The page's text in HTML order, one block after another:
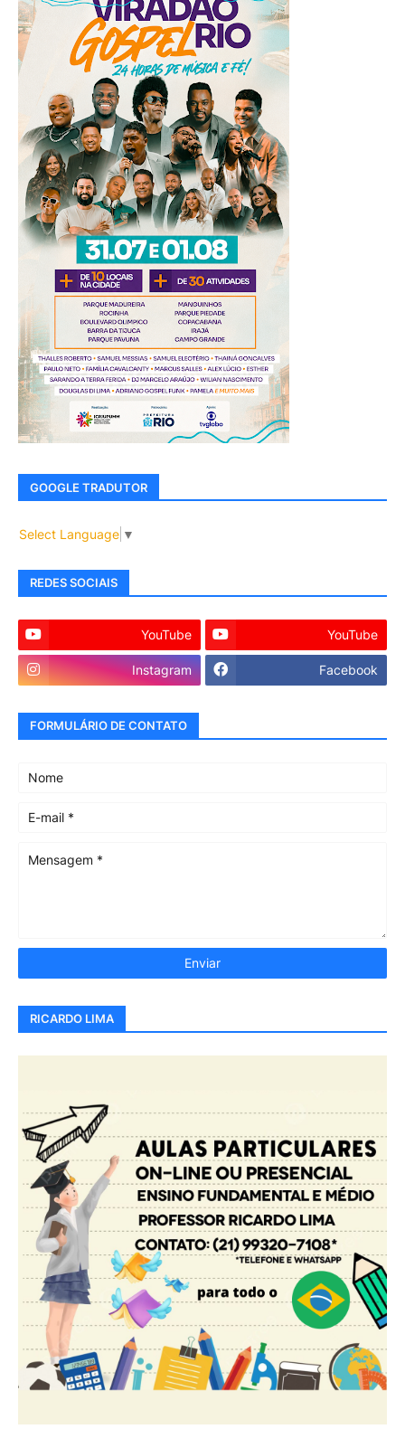
GOOGLE TRADUTOR
Select Language ▼
REDES SOCIAIS
YouTube YouTube
Instagram Facebook
FORMULÁRIO DE CONTATO
RICARDO LIMA